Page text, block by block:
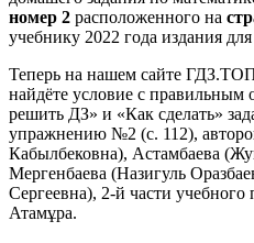
номер 2 расположенного на
учебнику 2022 года издания
Теперь на нашем сайте
найдёте условие с правильным
решить ДЗ» и «Как сделать»
упражнению №2 (с. 112),
Кабылбековна), Астамбаева
Мергенбаева (Назигуль
Сергеевна), 2-й части учебного
Атамұра.